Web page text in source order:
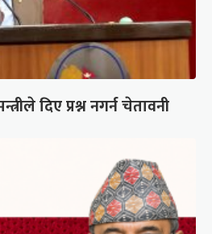
दिए प्रश्न नगर्न चेतावनी